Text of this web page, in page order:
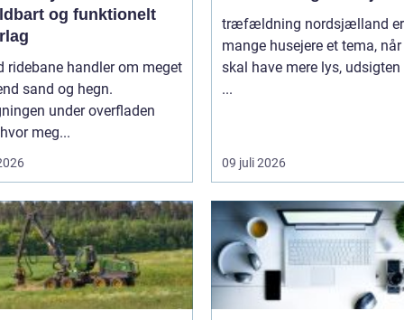
og funktionelt
ridebane handler om meget
sand og hegn.
under overfladen
meg...
træfældning nordsjælland
mange husejere et tema,
skal have mere lys,
...
09 juli 2026